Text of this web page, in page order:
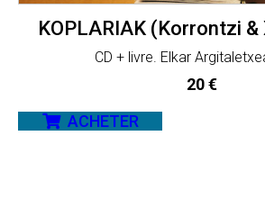
KOPLARIAK (Korrontzi &
CD + livre. Elkar
20€
ACHETER